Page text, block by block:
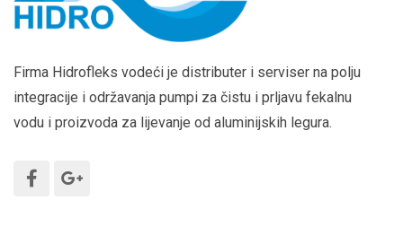
Firma Hidrofleks vodeći je distributer i serviser na polju
integracije i održavanja pumpi za čistu i prljavu fekalnu
vodu i proizvoda za lijevanje od aluminijskih legura.